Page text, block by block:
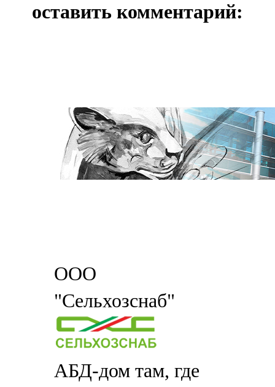
оставить комментарий:
ООО
"Сельхозснаб"
АБД-дом там, где